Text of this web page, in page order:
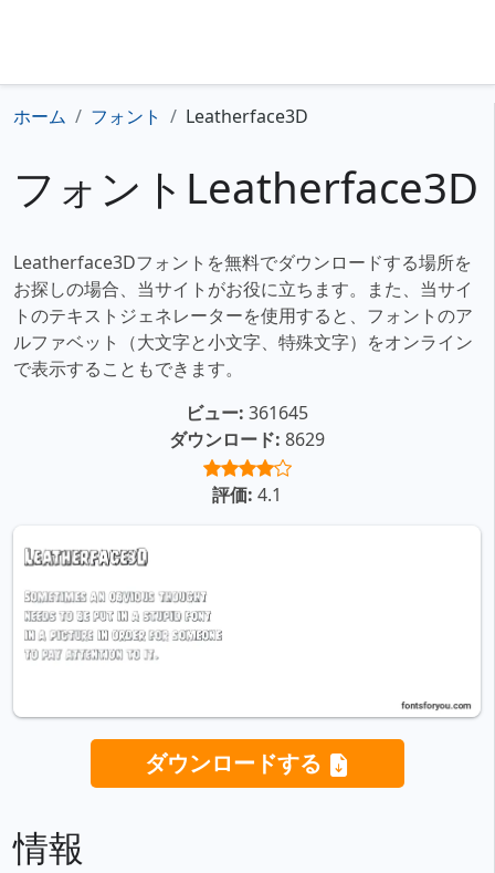
ホーム フォント Leatherface3D
フォントLeatherface3D
Leatherface3Dフォントを無料でダウンロードする場所を
お探しの場合、当サイトがお役に立ちます。また、当サイ
トのテキストジェネレーターを使用すると、フォントのア
ルファベット（大文字と小文字、特殊文字）をオンライン
で表示することもできます。
ビュー: 361645
ダウンロード: 8629
評価: 4.1
ダウンロードする
情報